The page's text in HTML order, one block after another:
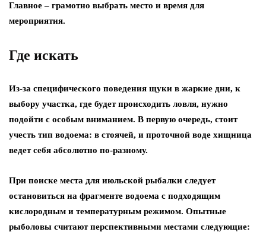
Главное – грамотно выбрать место и время для
мероприятия.
Где искать
Из-за специфического поведения щуки в жаркие дни, к
выбору участка, где будет происходить ловля, нужно
подойти с особым вниманием. В первую очередь, стоит
учесть тип водоема: в стоячей, и проточной воде хищница
ведет себя абсолютно по-разному.
При поиске места для июльской рыбалки следует
остановиться на фрагменте водоема с подходящим
кислородным и температурным режимом. Опытные
рыболовы считают перспективными местами следующие: